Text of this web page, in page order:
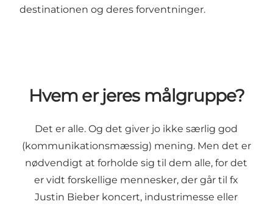
destinationen og deres forventninger.
Hvem er jeres målgruppe?
Det er alle. Og det giver jo ikke særlig god
(kommunikationsmæssig) mening. Men det er
nødvendigt at forholde sig til dem alle, for det
er vidt forskellige mennesker, der går til fx
Justin Bieber koncert, industrimesse eller